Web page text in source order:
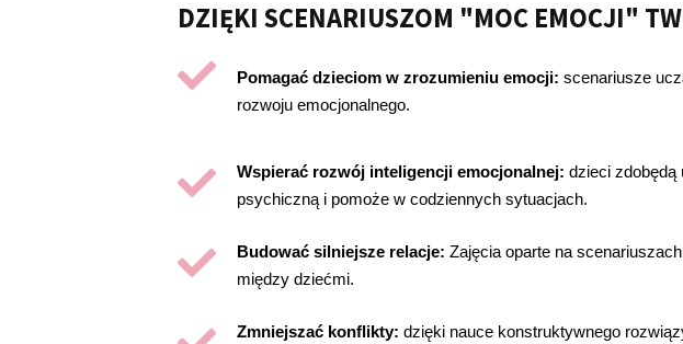
DZIĘKI SCENARIUSZOM "MOC EMOCJI"
Pomagać dzieciom w zrozumieniu emocji: scenariusze
rozwoju emocjonalnego.
Wspierać rozwój inteligencji emocjonalnej: dzieci zdobędą
psychiczną i pomoże w codziennych sytuacjach.
Budować silniejsze relacje: Zajęcia oparte na
między dziećmi.
Zmniejszać konflikty: dzięki nauce konstruktywnego